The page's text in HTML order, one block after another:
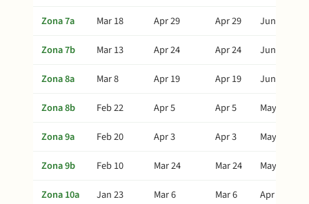
Zona 7a
Mar 18 Apr 29 Apr 29
Jun 18
Zona 7b
Mar 13 Apr 24 Apr 24
Jun 13
Zona 8a
Mar 8 Apr 19 Apr 19
Jun 8
Zona 8b
Feb 22 Apr 5 Apr 5
May 25
Zona 9a
Feb 20 Apr 3 Apr 3
May 23
Zona 9b
Feb 10 Mar 24 Mar 24
May 13
Zona 10a
Jan 23 Mar 6 Mar 6
Apr 25